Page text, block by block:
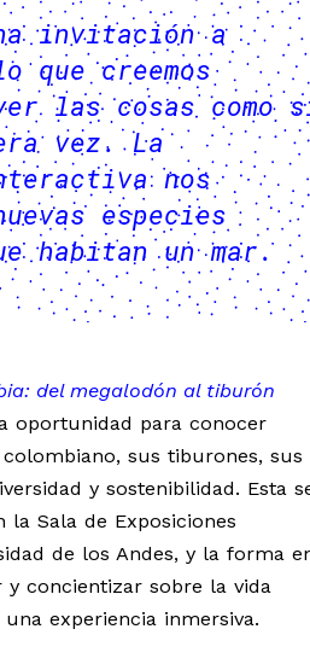
invitación a
que creemos
las cosas como
vez. La
nos
especies
habitan un mar.
del megalodón al tiburón
oportunidad para conocer
sus tiburones, sus
y sostenibilidad. Esta
Sala de Exposiciones
de los Andes, y la forma
concientizar sobre la vida
experiencia inmersiva.